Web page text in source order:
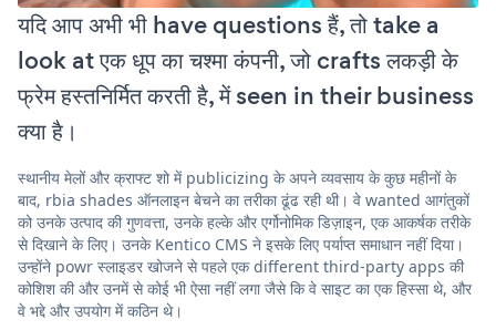
यदि आप अभी भी have questions हैं, तो take a
look at एक धूप का चश्मा कंपनी, जो crafts लकड़ी के
फ्रेम हस्तनिर्मित करती है, में seen in their business
क्या है।
स्थानीय मेलों और क्राफ्ट शो में publicizing के अपने व्यवसाय के कुछ महीनों के
बाद, rbia shades ऑनलाइन बेचने का तरीका ढूंढ रही थी। वे wanted आगंतुकों
को उनके उत्पाद की गुणवत्ता, उनके हल्के और एर्गोनोमिक डिज़ाइन, एक आकर्षक तरीके
से दिखाने के लिए। उनके Kentico CMS ने इसके लिए पर्याप्त समाधान नहीं दिया।
उन्होंने powr स्लाइडर खोजने से पहले एक different third-party apps की
कोशिश की और उनमें से कोई भी ऐसा नहीं लगा जैसे कि वे साइट का एक हिस्सा थे, और
वे भद्दे और उपयोग में कठिन थे।